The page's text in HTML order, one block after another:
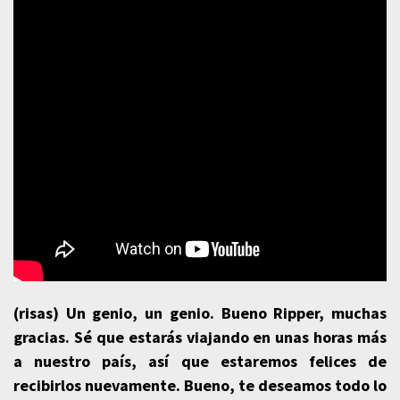
(risas) Un genio, un genio. Bueno Ripper, muchas
gracias. Sé que estarás viajando en unas horas más
a nuestro país, así que estaremos felices de
recibirlos nuevamente. Bueno, te deseamos todo lo